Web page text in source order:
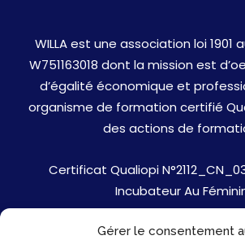
Gérer le consentement
WILLA est une association loi 1901
W751163018 dont la mission est
d’égalité économique et
organisme de formation certifié
des actions de
Certificat Qualiopi
Incubateur Au